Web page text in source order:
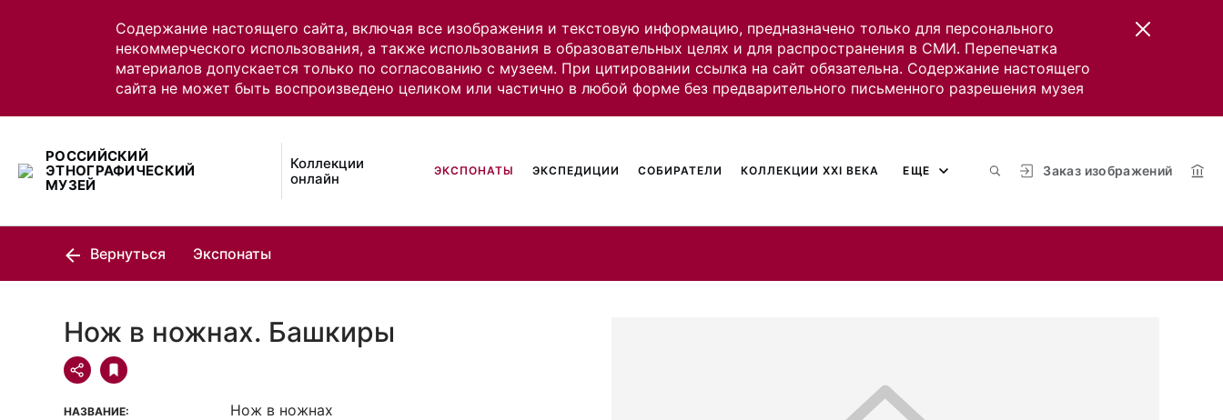
Содержание настоящего сайта, включая все изображения и текстовую информацию, предназначено только для персонального
некоммерческого использования, а также использования в образовательных целях и для распространения в СМИ. Перепечатка
материалов допускается только по согласованию с музеем. При цитировании ссылка на сайт обязательна. Содержание настоящего
сайта не может быть воспроизведено целиком или частично в любой форме без предварительного письменного разрешения музея
РОССИЙСКИЙ
ЭТНОГРАФИЧЕСКИЙ
МУЗЕЙ
Коллекции
онлайн
Заказ изображений
ЭКСПОНАТЫ ЭКСПЕДИЦИИ СОБИРАТЕЛИ КОЛЛЕКЦИИ XXI ВЕКА ЕЩЕ
Вернуться Экспонаты
Нож в ножнах. Башкиры
НАЗВАНИЕ: Нож в ножнах